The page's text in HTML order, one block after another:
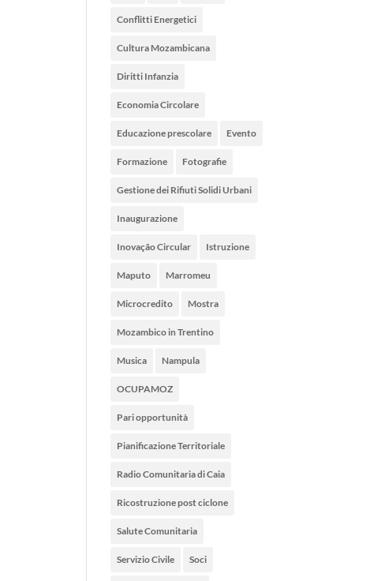
Conflitti Energetici
Cultura Mozambicana
Diritti Infanzia
Economia Circolare
Educazione prescolare Evento
Formazione Fotografie
Gestione dei Rifiuti Solidi Urbani
Inaugurazione
Inovação Circular Istruzione
Maputo Marromeu
Microcredito Mostra
Mozambico in Trentino
Musica Nampula
OCUPAMOZ
Pari opportunità
Pianificazione Territoriale
Radio Comunitaria di Caia
Ricostruzione post ciclone
Salute Comunitaria
Servizio Civile Soci